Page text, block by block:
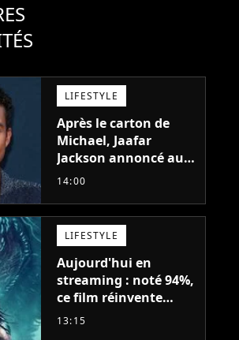
LIFESTYLE
Après le carton de
Michael, Jaafar
Jackson annoncé au
casting d'un film
Smith
14:00
LIFESTYLE
Aujourd'hui en
streaming : noté 94%,
ce film réinvente
complètement cette
13:15